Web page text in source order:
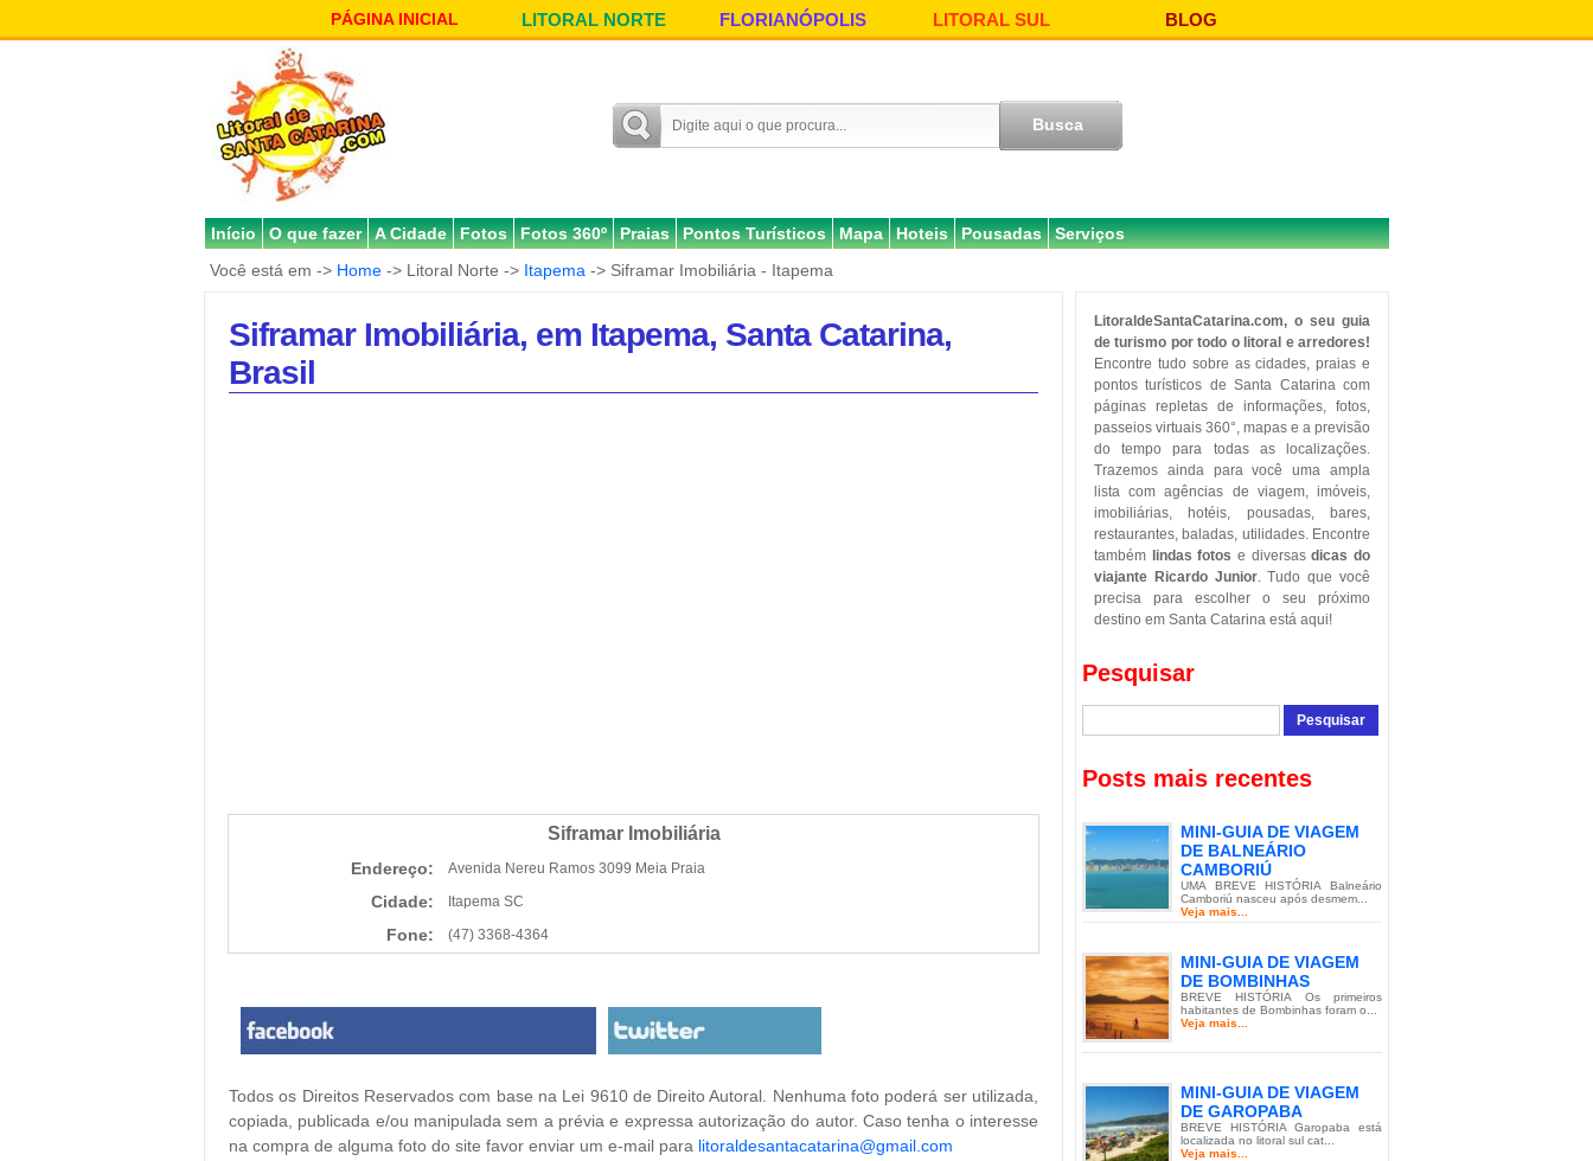
PÁGINA INICIAL LITORAL NORTE FLORIANÓPOLIS LITORAL SUL BLOG
Início O que fazer A Cidade Fotos Fotos 360º Praias Pontos Turísticos Mapa Hoteis Pousadas
Serviços
Você está em -> Home -> Litoral Norte -> Itapema -> Siframar Imobiliária - Itapema
Siframar Imobiliária, em Itapema, Santa Catarina,
Brasil
Siframar Imobiliária
Endereço: Avenida Nereu Ramos 3099 Meia Praia
Cidade: Itapema SC
Fone: (47) 3368-4364
Todos os Direitos Reservados com base na Lei 9610 de Direito Autoral. Nenhuma foto poderá ser utilizada,
copiada, publicada e/ou manipulada sem a prévia e expressa autorização do autor. Caso tenha o interesse
na compra de alguma foto do site favor enviar um e-mail para litoraldesantacatarina@gmail.com
LitoraldeSantaCatarina.com, o seu guia
de turismo por todo o litoral e arredores!
Encontre tudo sobre as cidades, praias e
pontos turísticos de Santa Catarina com
páginas repletas de informações, fotos,
passeios virtuais 360°, mapas e a previsão
do tempo para todas as localizações.
Trazemos ainda para você uma ampla
lista com agências de viagem, imóveis,
imobiliárias, hotéis, pousadas, bares,
restaurantes, baladas, utilidades. Encontre
também
lindas fotos e diversasdicas do
viajante Ricardo Junior. Tudo que você
precisa para escolher o seu próximo
destino em Santa Catarina está aqui!
Pesquisar
Posts mais recentes
MINI-GUIA DE VIAGEM
DE BALNEÁRIO
CAMBORIÚ
UMA BREVE HISTÓRIA Balneário
Camboriú nasceu após desmem...
Veja mais...
MINI-GUIA DE VIAGEM
DE BOMBINHAS
BREVE HISTÓRIA Os primeiros
habitantes de Bombinhas foram o...
Veja mais...
MINI-GUIA DE VIAGEM
DE GAROPABA
BREVE HISTÓRIA Garopaba está
localizada no litoral sul cat...
Veja mais...